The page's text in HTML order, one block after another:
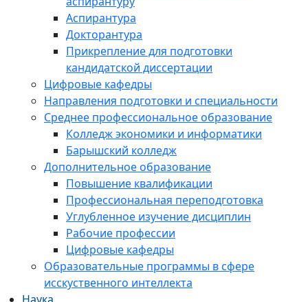
Аспирантура
Докторантура
Прикрепление для подготовки
кандидатской диссертации
Цифровые кафедры
Направления подготовки и специальности
Среднее профессиональное образование
Колледж экономики и информатики
Барышский колледж
Дополнительное образование
Повышение квалификации
Профессиональная переподготовка
Углубленное изучение дисциплин
Рабочие профессии
Цифровые кафедры
Образовательные программы в сфере
исскуственного интеллекта